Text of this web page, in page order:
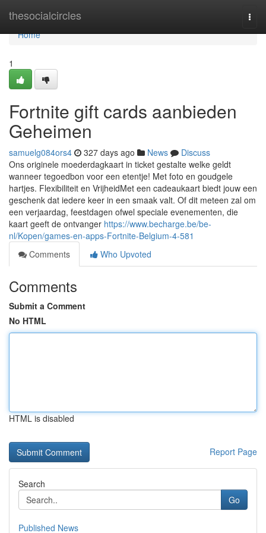
thesocialcircles
Home
Home
1
Fortnite gift cards aanbieden
Geheimen
samuelg084ors4 327 days ago News
Discuss
Ons originele moederdagkaart in ticket gestalte welke geldt
wanneer tegoedbon voor een etentje! Met foto en goudgele
hartjes. Flexibiliteit en VrijheidMet een cadeaukaart biedt jouw een
geschenk dat iedere keer in een smaak valt. Of dit meteen zal om
een verjaardag, feestdagen ofwel speciale evenementen, die
kaart geeft de ontvanger https://www.becharge.be/be-
nl/Kopen/games-en-apps-Fortnite-Belgium-4-581
Comments
Who Upvoted
Comments
Submit a Comment
No HTML
HTML is disabled
Report Page
Search
Go
Published News